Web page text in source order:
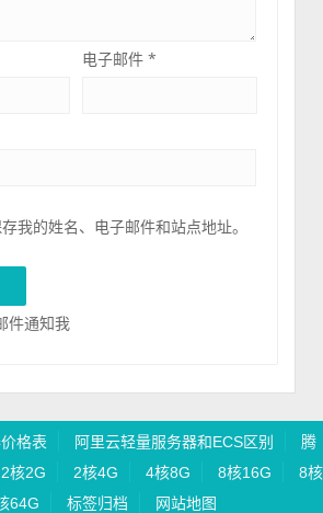
电子邮件*
我的姓名、电子邮件和站点地址。
件通知我
格表 阿里云轻量服务器和ECS区别
腾
2核2G 2核4G 4核8G 8核16G
8核
64G 标签归档 网站地图